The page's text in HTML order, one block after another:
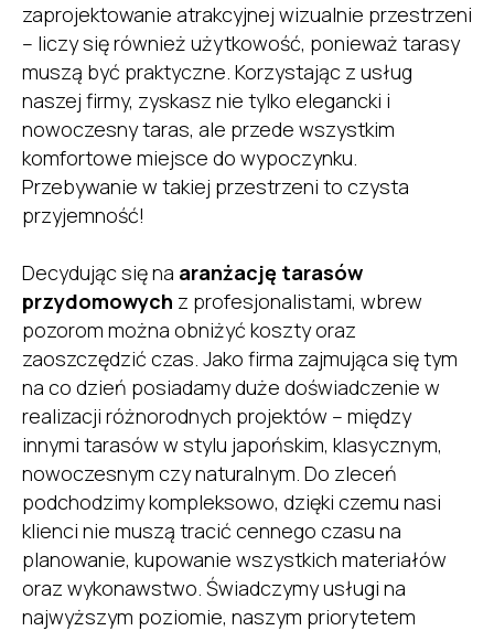
zaprojektowanie atrakcyjnej wizualnie przestrzeni
– liczy się również użytkowość, ponieważ tarasy
muszą być praktyczne. Korzystając z usług
naszej firmy, zyskasz nie tylko elegancki i
nowoczesny taras, ale przede wszystkim
komfortowe miejsce do wypoczynku.
Przebywanie w takiej przestrzeni to czysta
przyjemność!
Decydując się na aranżację tarasów
przydomowych z profesjonalistami, wbrew
pozorom można obniżyć koszty oraz
zaoszczędzić czas. Jako firma zajmująca się tym
na co dzień posiadamy duże doświadczenie w
realizacji różnorodnych projektów – między
innymi tarasów w stylu japońskim, klasycznym,
nowoczesnym czy naturalnym. Do zleceń
podchodzimy kompleksowo, dzięki czemu nasi
klienci nie muszą tracić cennego czasu na
planowanie, kupowanie wszystkich materiałów
oraz wykonawstwo. Świadczymy usługi na
najwyższym poziomie, naszym priorytetem